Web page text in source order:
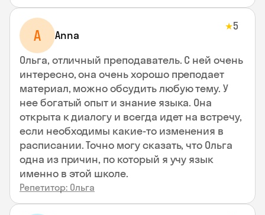
A Anna
★5
Ольга, отличный преподаватель. С ней очень
интересно, она очень хорошо преподает
материал, можно обсудить любую тему. У
нее богатый опыт и знание языка. Она
открыта к диалогу и всегда идет на встречу,
если необходимы какие-то изменения в
расписании. Точно могу сказать, что Ольга
одна из причин, по который я учу язык
именно в этой школе.
Репетитор: Ольга